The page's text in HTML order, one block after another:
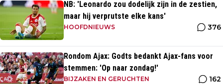
NB: 'Leonardo zou dodelijk zijn in de zestien,
maar hij verprutste elke kans'
HOOFDNIEUWS 376
Rondom Ajax: Godts bedankt Ajax-fans voor
stemmen: 'Op naar zondag!'
BIJZAKEN EN GERUCHTEN 162